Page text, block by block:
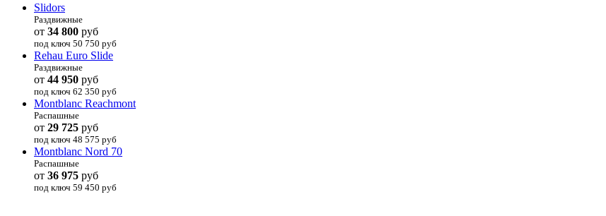
Slidors
Раздвижные
от 34 800 руб
под ключ 50 750 руб
Rehau Euro Slide
Раздвижные
от 44 950 руб
под ключ 62 350 руб
Montblanc Reachmont
Распашные
от 29 725 руб
под ключ 48 575 руб
Montblanc Nord 70
Распашные
от 36 975 руб
под ключ 59 450 руб